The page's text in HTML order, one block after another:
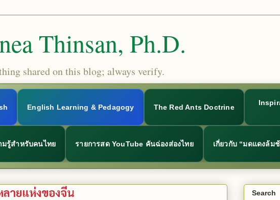
Thinsan, Ph.D.
shared on this blog; always verify.
English Learning & Pedagogy The Red Ants Doctrine
มรู้สำหรับคนไทย รายการสด YouTube คันฉ่องส่องไทย เกี่ยวกับ “มดแดงล้ม
ลายแห่งของจีน Search